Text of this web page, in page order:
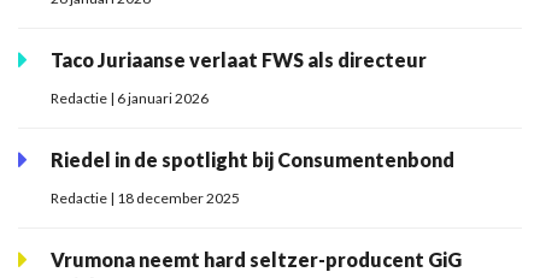
Taco Juriaanse verlaat FWS als directeur
Redactie | 6 januari 2026
Riedel in de spotlight bij Consumentenbond
Redactie | 18 december 2025
Vrumona neemt hard seltzer-producent GiG